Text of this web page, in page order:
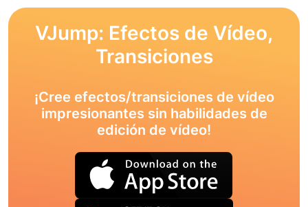
VJump: Efectos de Vídeo,
Transiciones
¡Cree efectos/transiciones de vídeo
impresionantes sin habilidades de
edición de vídeo!